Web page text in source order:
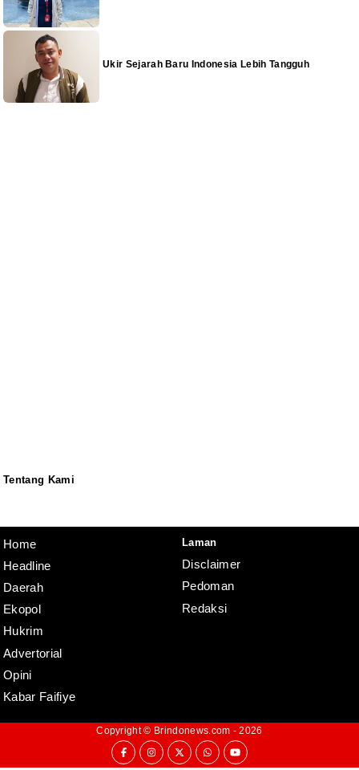
Ukir Sejarah Baru Indonesia Lebih Tangguh
Tentang Kami
Home
Headline
Daerah
Ekopol
Hukrim
Advertorial
Opini
Kabar Faifiye
Laman
Disclaimer
Pedoman
Redaksi
Copyright © Brindonews.com - 2026